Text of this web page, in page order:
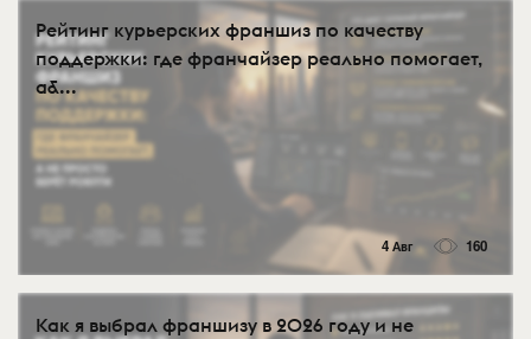
Рейтинг курьерских франшиз по качеству
поддержки: где франчайзер реально помогает,
а&...
4 Авг 160
Как я выбрал франшизу в 2026 году и не